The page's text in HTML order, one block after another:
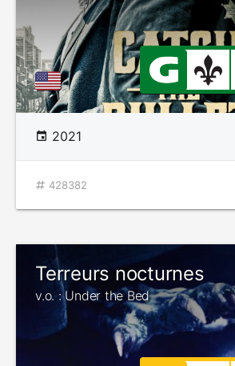
2021
428382
Terreurs nocturnes
v.o. : Under the Bed